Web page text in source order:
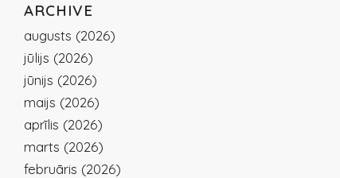
ARCHIVE
augusts (2026)
jūlijs (2026)
jūnijs (2026)
maijs (2026)
aprīlis (2026)
marts (2026)
februāris (2026)